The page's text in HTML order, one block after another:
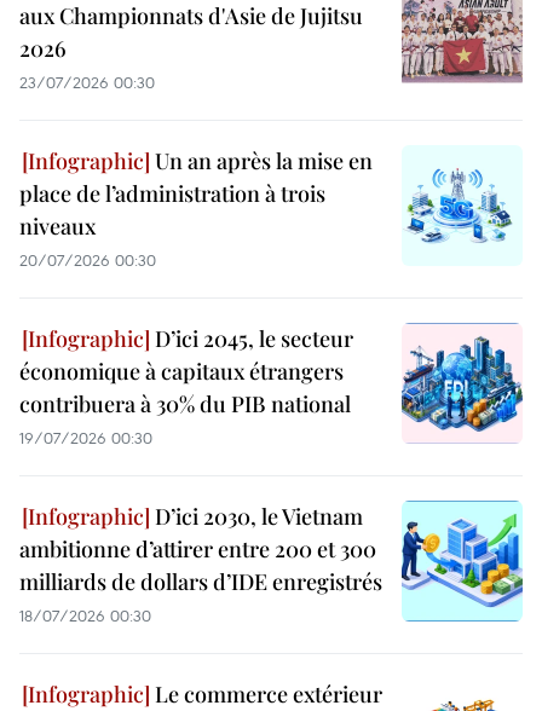
aux Championnats d'Asie de Jujitsu
2026
23/07/2026 00:30
Un an après la mise en
place de l’administration à trois
niveaux
20/07/2026 00:30
D’ici 2045, le secteur
économique à capitaux étrangers
contribuera à 30% du PIB national
19/07/2026 00:30
D’ici 2030, le Vietnam
ambitionne d’attirer entre 200 et 300
milliards de dollars d’IDE enregistrés
18/07/2026 00:30
Le commerce extérieur